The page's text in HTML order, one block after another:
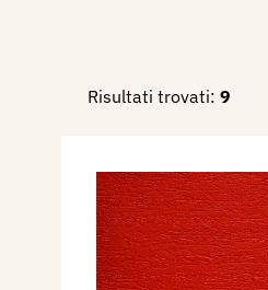
Risultati trovati: 9